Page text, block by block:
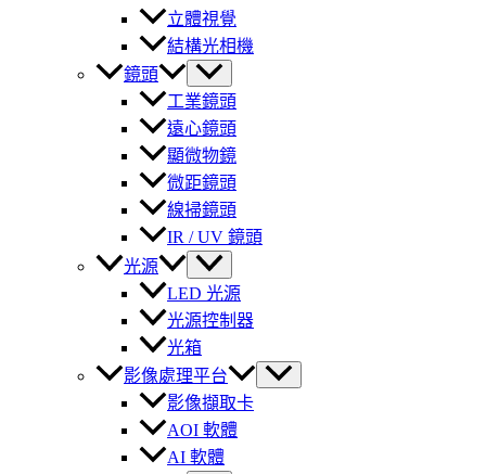
立體視覺
結構光相機
鏡頭
工業鏡頭
遠心鏡頭
顯微物鏡
微距鏡頭
線掃鏡頭
IR / UV 鏡頭
光源
LED 光源
光源控制器
光箱
影像處理平台
影像擷取卡
AOI 軟體
AI 軟體